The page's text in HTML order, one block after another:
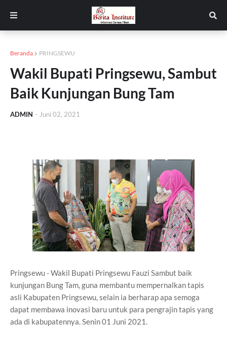
Beranda PRINGSEWU
Wakil Bupati Pringsewu, Sambut
Baik Kunjungan Bung Tam
ADMIN - Juni 02, 2021
Pringsewu - Wakil Bupati Pringsewu Fauzi Sambut baik
kunjungan Bung Tam, guna membantu mempernalkan tapis
asli Kabupaten Pringsewu, selain ia berharap apa semoga
dapat membawa inovasi baru untuk para pengrajin tapis yang
ada di kabupatennya. Senin 01 Juni 2021.